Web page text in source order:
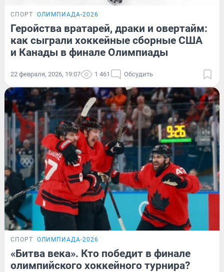
СПОРТ ОЛИМПИАДА-2026
Геройства вратарей, драки и овертайм:
как сыграли хоккейные сборные США
и Канады в финале Олимпиады
22 февраля, 2026, 19:07 1 461 Обсудить
СПОРТ ОЛИМПИАДА-2026
«Битва века». Кто победит в финале
олимпийского хоккейного турнира?